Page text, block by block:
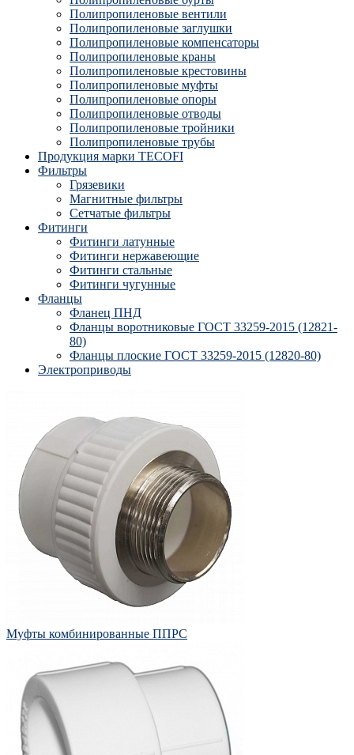
Полипропиленовые вентили
Полипропиленовые заглушки
Полипропиленовые компенсаторы
Полипропиленовые краны
Полипропиленовые крестовины
Полипропиленовые муфты
Полипропиленовые опоры
Полипропиленовые отводы
Полипропиленовые тройники
Полипропиленовые трубы
Продукция марки TECOFI
Фильтры
Грязевики
Магнитные фильтры
Сетчатые фильтры
Фитинги
Фитинги латунные
Фитинги нержавеющие
Фитинги стальные
Фитинги чугунные
Фланцы
Фланец ПНД
Фланцы воротниковые ГОСТ 33259-2015 (12821-
80)
Фланцы плоские ГОСТ 33259-2015 (12820-80)
Электроприводы
Муфты комбинированные ППРС